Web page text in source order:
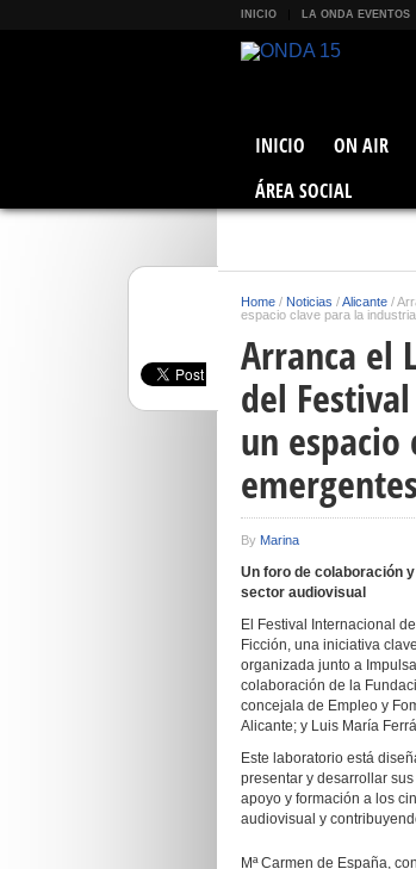
INICIO LA ONDA EVENTOS
INICIO ON AIR
ÁREA SOCIAL
Home / Noticias /Alicante /
espacio clave para la
Arranca el
del
un
emergentes
By Marina
Un foro de colaboración
sector audiovisual
El Festival Internacional
Ficción, una iniciativa
organizada junto a
colaboración de la
concejala de Empleo y
Alicante; y Luis María
Este laboratorio está
presentar y desarrollar
apoyo y formación a los
audiovisual y
Mª Carmen de España,